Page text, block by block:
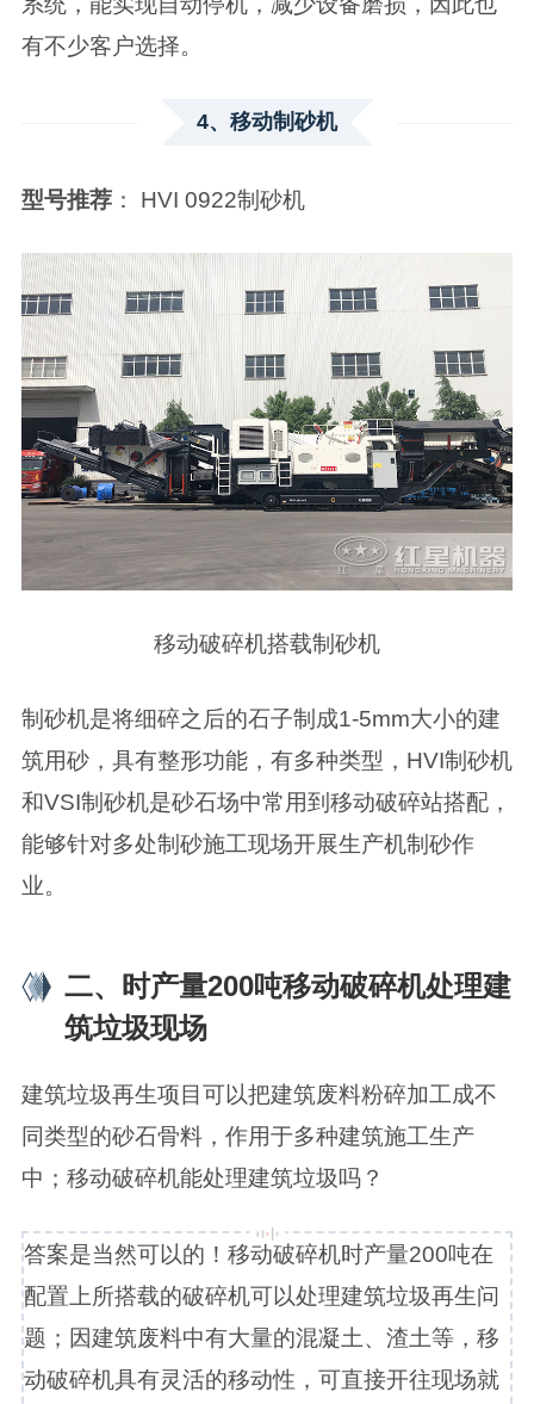
有不少客户选择。
4、移动制砂机
型号推荐： HVI 0922制砂机
移动破碎机搭载制砂机
制砂机是将细碎之后的石子制成1-5mm大小的建
筑用砂，具有整形功能，有多种类型，HVI制砂机
和VSI制砂机是砂石场中常用到移动破碎站搭配，
能够针对多处制砂施工现场开展生产机制砂作
业。
二、时产量200吨移动破碎机处理建
筑垃圾现场
建筑垃圾再生项目可以把建筑废料粉碎加工成不
同类型的砂石骨料，作用于多种建筑施工生产
中；移动破碎机能处理建筑垃圾吗？
答案是当然可以的！移动破碎机时产量200吨在
配置上所搭载的破碎机可以处理建筑垃圾再生问
题；因建筑废料中有大量的混凝土、渣土等，移
动破碎机具有灵活的移动性，可直接开往现场就